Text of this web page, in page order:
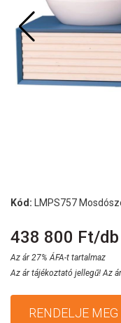
Kód: LMPS757
438 800 Ft/db
Az ár 27% ÁFA-t tartalmaz
Az ár tájékoztató jellegű! Az
RENDELJE